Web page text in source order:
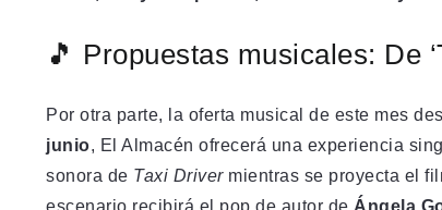
🎵 Propuestas musicales: De
Por otra parte, la oferta musical de este mes
junio, El Almacén ofrecerá una experiencia
sonora de Taxi Drivermientras se proyecta el
escenario recibirá el pop de autor de Ángela